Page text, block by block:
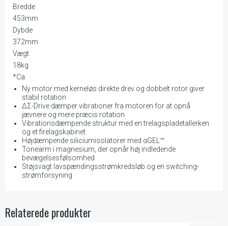
Bredde
453mm
Dybde
372mm
Vægt
18kg
*Ca.
Ny motor med kerneløs direkte drev og dobbelt rotor giver
stabil rotation
ΔΣ-Drive dæmper vibrationer fra motoren for at opnå
jævnere og mere præcis rotation
Vibrationsdæmpende struktur med en trelagspladetallerken
og et firelagskabinet
Højdæmpende siliciumisolatorer med αGEL™
Tonearm i magnesium, der opnår høj indledende
bevægelsesfølsomhed
Støjsvagt lavspændingsstrømkredsløb og en switching-
strømforsyning
Relaterede produkter